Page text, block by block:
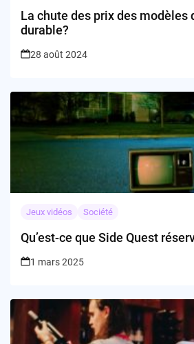
La chute des prix des modèles
durable?
28 août 2024
Jeux vidéos Société
Qu’est-ce que Side Quest
1 mars 2025